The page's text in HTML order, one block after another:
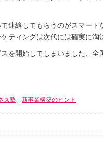
連絡してもらうのがスマー
ティングは次代には確実に淘
を開始してしまいました、
ス塾 新事業構築のヒント